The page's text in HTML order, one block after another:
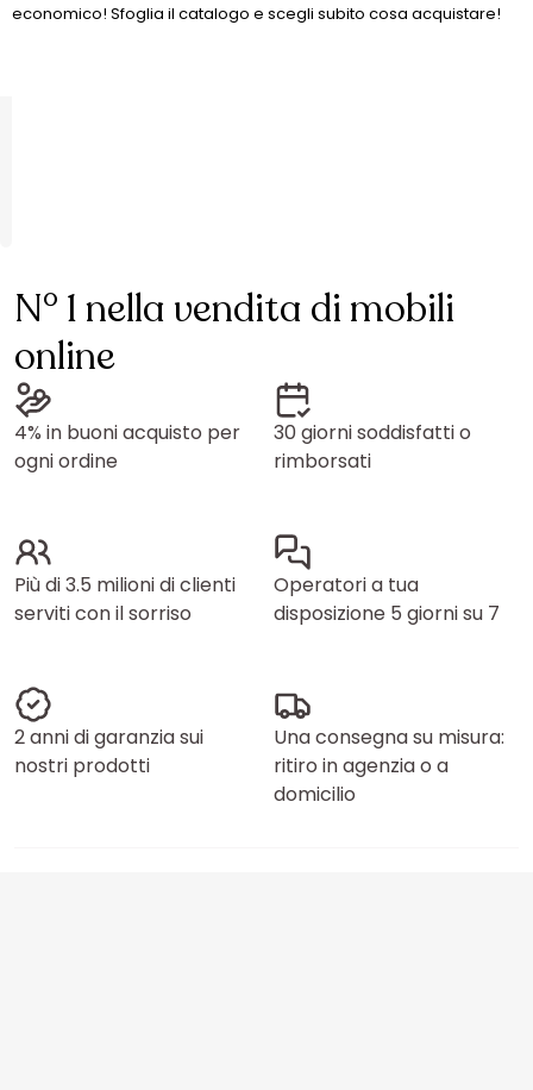
economico! Sfoglia il catalogo e scegli subito cosa acquistare!
N° 1 nella vendita di mobili
online
4% in buoni acquisto per
ogni ordine
30 giorni soddisfatti o
rimborsati
Più di 3.5 milioni di clienti
serviti con il sorriso
Operatori a tua
disposizione 5 giorni su 7
2 anni di garanzia sui
nostri prodotti
Una consegna su misura:
ritiro in agenzia o a
domicilio